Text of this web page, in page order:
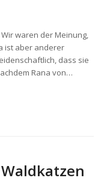
waren der Meinung,
ist aber anderer
dass sie
Rana von…